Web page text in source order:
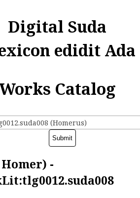
Digital Suda
edidit
Catalog
(Homerus)
Homer) -